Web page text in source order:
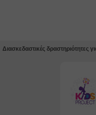
Διασκεδαστικές δραστηριότητες